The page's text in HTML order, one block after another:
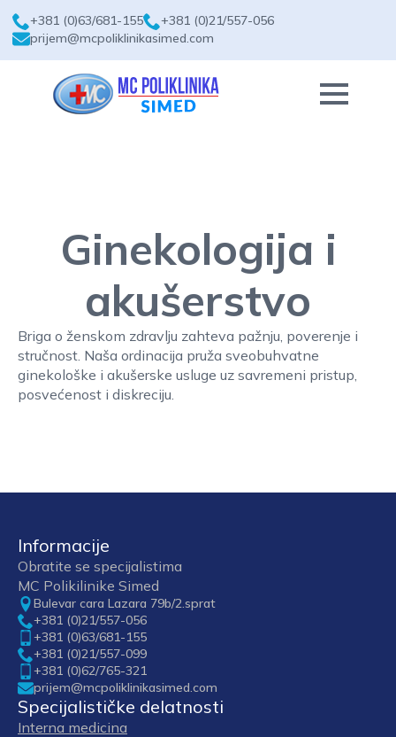
+381 (0)63/681-155
+381 (0)21/557-056
prijem@mcpoliklinikasimed.com
Ginekologija i
akušerstvo
Briga o ženskom zdravlju zahteva pažnju, poverenje i
stručnost. Naša ordinacija pruža sveobuhvatne
ginekološke i akušerske usluge uz savremeni pristup,
posvećenost i diskreciju.
Informacije
Obratite se specijalistima
MC Polikilinike Simed
Bulevar cara Lazara 79b/2.sprat
+381 (0)21/557-056
+381 (0)63/681-155
+381 (0)21/557-099
+381 (0)62/765-321
prijem@mcpoliklinikasimed.com
Specijalističke delatnosti
Interna medicina